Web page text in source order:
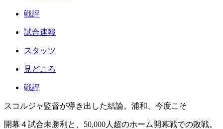
戦評
試合速報
スタッツ
見どころ
戦評
スコルジャ監督が導き出した結論。浦和、今度こそ
開幕４試合未勝利と、50,000人超のホーム開幕戦での敗戦。